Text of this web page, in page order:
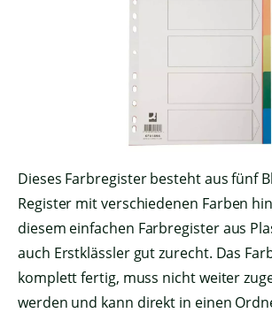
Dieses Farbregister besteht aus fünf
Register mit verschiedenen Farben
diesem einfachen Farbregister aus
auch Erstklässler gut zurecht. Das
komplett fertig, muss nicht weiter
werden und kann direkt in einen